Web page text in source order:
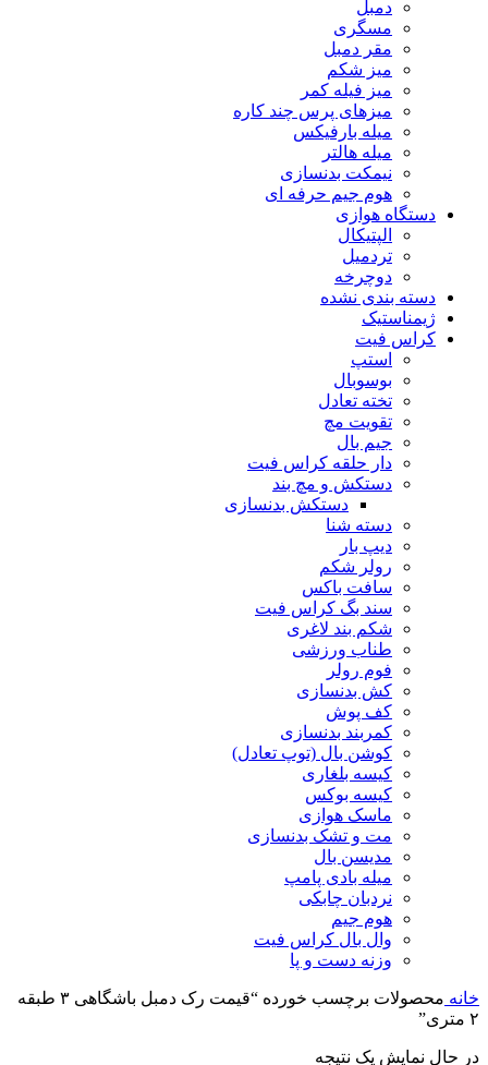
دمبل
مسگری
مقر دمبل
میز شکم
میز فیله کمر
میزهای پرس چند کاره
میله بارفیکس
میله هالتر
نیمکت بدنسازی
هوم جیم حرفه ای
دستگاه هوازی
الپتیکال
تردمیل
دوچرخه
دسته بندی نشده
ژیمناستیک
کراس فیت
استپ
بوسوبال
تخته تعادل
تقویت مچ
جیم بال
دار حلقه کراس فیت
دستکش و مچ بند
دستکش بدنسازی
دسته شنا
دیپ بار
رولر شکم
سافت باکس
سند بگ کراس فیت
شکم بند لاغری
طناب ورزشی
فوم رولر
کش بدنسازی
کف پوش
کمربند بدنسازی
کوشن بال (توپ تعادل)
کیسه بلغاری
کیسه بوکس
ماسک هوازی
مت و تشک بدنسازی
مدیسن بال
میله بادی پامپ
نردبان چابکی
هوم جیم
وال بال کراس فیت
وزنه دست و پا
خانه
محصولات برچسب خورده “قیمت رک دمبل باشگاهی ۳ طبقه
۲ متری”
در حال نمایش یک نتیجه